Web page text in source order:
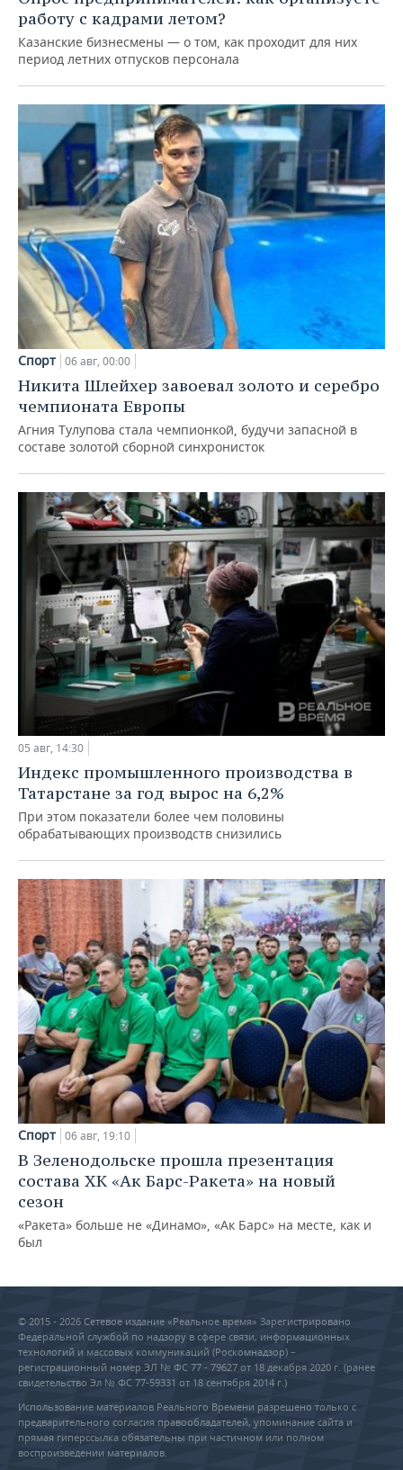
работу с кадрами летом?
Казанские бизнесмены — о том, как проходит для них
период летних отпусков персонала
Спорт 06 авг, 00:00
Никита Шлейхер завоевал золото и серебро
чемпионата Европы
Агния Тулупова стала чемпионкой, будучи запасной в
составе золотой сборной синхронисток
05 авг, 14:30
Индекс промышленного производства в
Татарстане за год вырос на 6,2%
При этом показатели более чем половины
обрабатывающих производств снизились
Спорт 06 авг, 19:10
В Зеленодольске прошла презентация
состава ХК «Ак Барс-Ракета» на новый
сезон
«Ракета» больше не «Динамо», «Ак Барс» на месте, как и
был
© 2015 - 2026 Сетевое издание «Реальное время» Зарегистрировано
Федеральной службой по надзору в сфере связи, информационных
технологий и массовых коммуникаций (Роскомнадзор) –
регистрационный номер ЭЛ № ФС 77 - 79627 от 18 декабря 2020 г. (ранее
свидетельство Эл № ФС 77-59331 от 18 сентября 2014 г.)
Использование материалов Реального Времени разрешено только с
предварительного согласия правообладателей, упоминание сайта и
прямая гиперссылка обязательны при частичном или полном
воспроизведении материалов.